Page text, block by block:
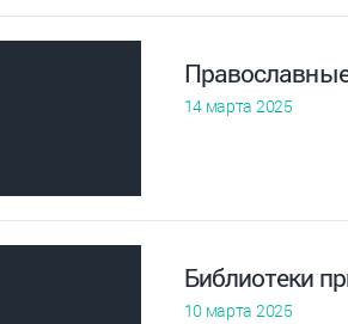
14 марта 2025
Библиотеки
10 марта 2025